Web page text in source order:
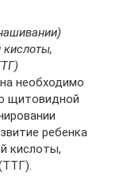
необходимо
щитовидной
ребенка
кислоты,